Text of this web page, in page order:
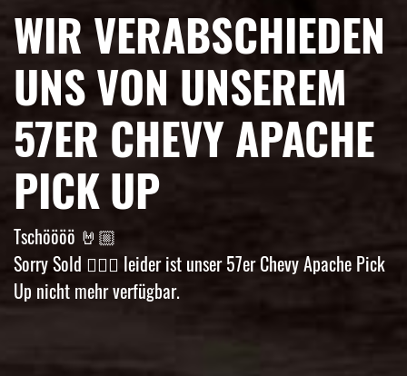
WIR VERABSCHIEDEN
UNS VON UNSEREM
57ER CHEVY APACHE
PICK UP
Tschöööö 🤘🏼
Sorry Sold 🤷🏼‍♀️ leider ist unser 57er Chevy Apache Pick
Up nicht mehr verfügbar.